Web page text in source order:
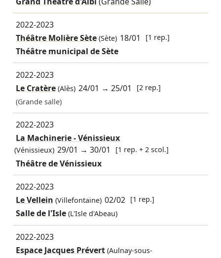
2022-2023
Théâtre Molière Sète(Sète) 18/01 [1 rep.]
Théâtre municipal de Sète
2022-2023
Le Cratère(Alès) 24/01 →25/01
[2 rep.]
(Grande salle)
2022-2023
La Machinerie - Vénissieux
(Vénissieux) 29/01 →30/01 [1 rep. + 2 scol.]
Théâtre de Vénissieux
2022-2023
Le Vellein (Villefontaine) 02/02 [1 rep.]
Salle de l'Isle (L'Isle d'Abeau)
2022-2023
Espace Jacques Prévert(Aulnay-sous-